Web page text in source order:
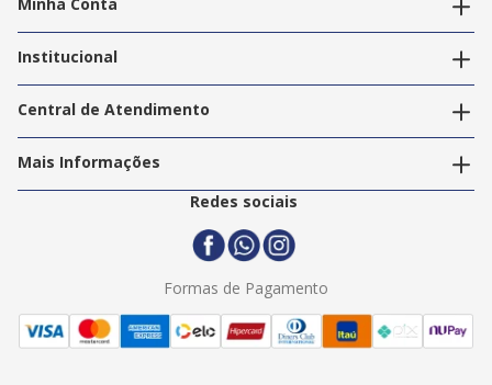
Editar endereços
Institucional
Nossas Lojas
Trabalhe Conosco
Central de Atendimento
Política de Privacidade
Termos e Condições
Politica de Entrega
Mais Informações
2ª Via Nota Fiscal
Redes sociais
Formas de Pagamento